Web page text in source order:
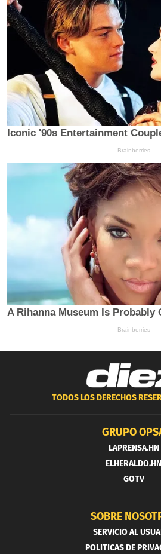
TODOS LOS DERECHOS
GRUPO
LAPRENSA.HN
ELHERALDO.HN
GOTV
SOBRE
SERVICIO AL
POLITICAS DE